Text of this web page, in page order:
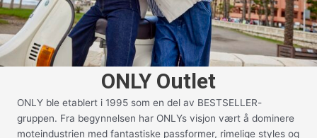
ONLY Outlet
ONLY ble etablert i 1995 som en del av BESTSELLER-
gruppen. Fra begynnelsen har ONLYs visjon vært å dominere
moteindustrien med fantastiske passformer, rimelige styles og